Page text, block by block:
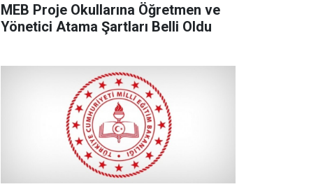
MEB Proje Okullarına Öğretmen ve
Yönetici Atama Şartları Belli Oldu